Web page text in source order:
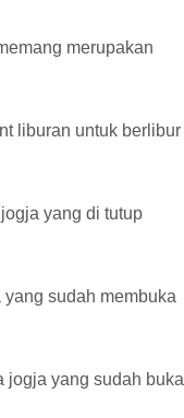
merupakan
liburan untuk berlibur
yang di tutup
sudah membuka
jogja yang sudah buka